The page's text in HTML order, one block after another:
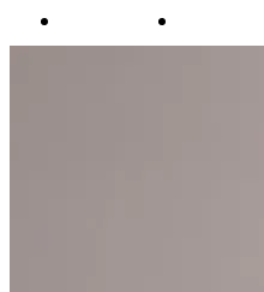
Instrumente